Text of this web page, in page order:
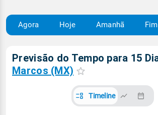
Agora Hoje Amanhã
Previsão do Tempo para 15
Marcos (MX)
Timeline